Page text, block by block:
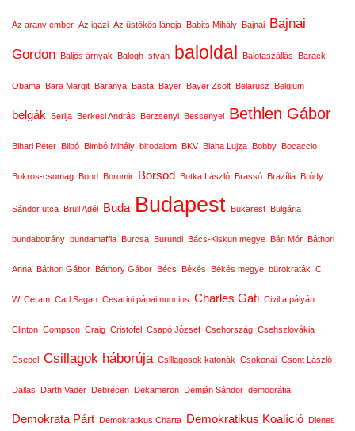
Az arany ember Az igazi Az üstökös lángja Babits Mihály Bajnai Bajnai
Gordon Baljós árnyak Balogh István baloldal Balotaszállás Barack
Obama Bara Margit Baranya Basta Bayer Bayer Zsolt Belarusz Belgium
belgák Berija Berkesi András Berzsenyi Bessenyei Bethlen Gábor
Bihari Péter Bilbó Bimbó Mihály birodalom BKV Blaha Lujza Bobby Bocaccio
Bokros-csomag Bond Boromir Borsod Botka László Brassó Brazília Bródy
Sándor utca Brüll Adél Buda Budapest Bukarest Bulgária
bundabotrány bundamaffia Burcsa Burundi Bács-Kiskun megye Bán Mór Báthori
Anna Báthori Gábor Báthory Gábor Bécs Békés Békés megye bürokraták C.
W. Ceram Carl Sagan Cesarini pápai nuncius Charles Gati Civil a pályán
Clinton Compson Craig Cristofel Csapó József Csehország Csehszlovákia
Csepel Csillagok háborúja Csillagosok katonák Csokonai Csont László
Dallas Darth Vader Debrecen Dekameron Demján Sándor demográfia
Demokrata Párt Demokratikus Charta Demokratikus Koalíció Dienes